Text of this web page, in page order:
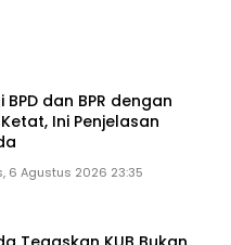
dan BPR dengan
Ini Penjelasan
6 Agustus 2026 23:35